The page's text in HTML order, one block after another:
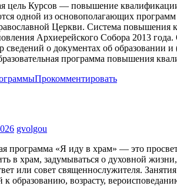
цель Курсов — повышение квалификации
одной из основополагающих
Церкви. Система повышения
Архиерейского Собора 2013
сведений о документах об
программа повышения
Прокомментировать
gvolgou
программа «Я иду в храм» — это
в храм, задумываться о духовной
или совет священнослужителя.
к образованию, возрасту,